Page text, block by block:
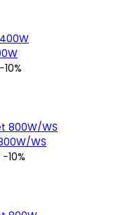
−10%
WS
−10%